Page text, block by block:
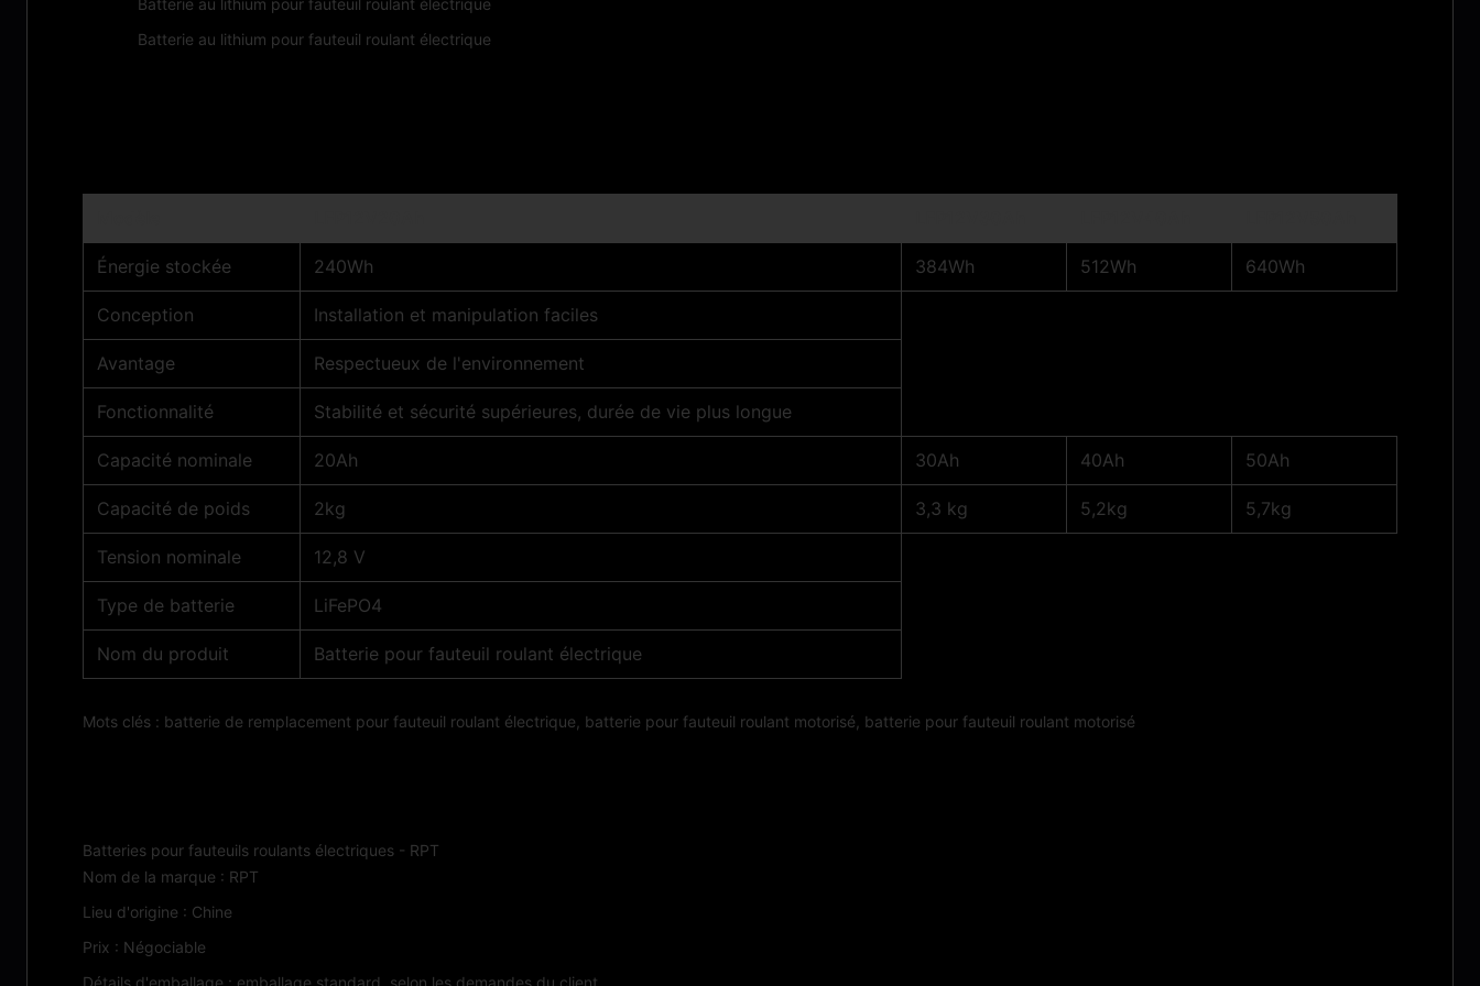
Batterie au lithium pour fauteuil roulant électrique
Batterie au lithium pour fauteuil roulant électrique
Énergie stockée 240Wh 384Wh 512Wh 640Wh
Conception Installation et manipulation faciles
Avantage Respectueux de l'environnement
Fonctionnalité Stabilité et sécurité supérieures, durée de vie plus longue
Capacité nominale 20Ah 30Ah 40Ah 50Ah
Capacité de poids 2kg 3,3 kg 5,2kg 5,7kg
Tension nominale 12,8 V
Type de batterie LiFePO4
Nom du produit Batterie pour fauteuil roulant électrique
Mots clés : batterie de remplacement pour fauteuil roulant électrique, batterie pour fauteuil roulant motorisé, batterie pour fauteuil roulant motorisé
Batteries pour fauteuils roulants électriques - RPT
Nom de la marque : RPT
Lieu d'origine : Chine
Prix : Négociable
Détails d'emballage : emballage standard, selon les demandes du client